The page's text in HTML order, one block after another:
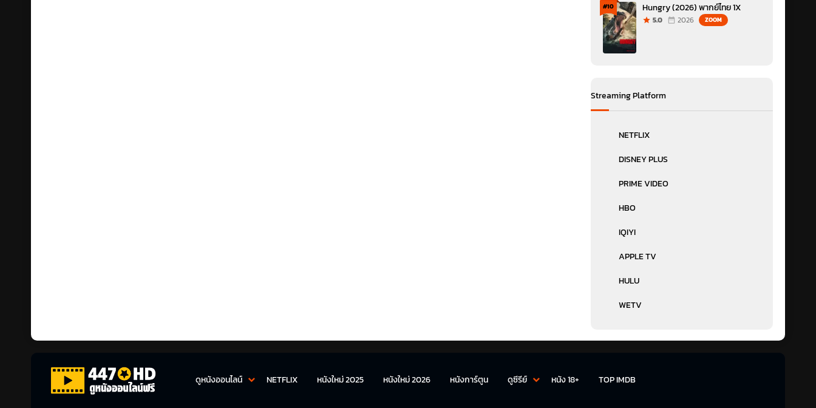
#10 Hungry (2026) พากย์ไทย 1X
5.0 2026 ZOOM
Streaming Platform
NETFLIX
DISNEY PLUS
PRIME VIDEO
HBO
IQIYI
APPLE TV
HULU
WETV
ดูหนังออนไลน์ NETFLIX หนังใหม่ 2025 หนังใหม่ 2026 หนังการ์ตูน ดูซีรีย์ หนัง 18+ TOP IMDB